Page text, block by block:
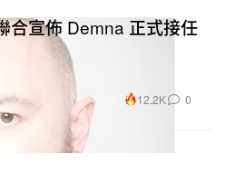
合宣佈 Demna 正式接任
12.2K 0